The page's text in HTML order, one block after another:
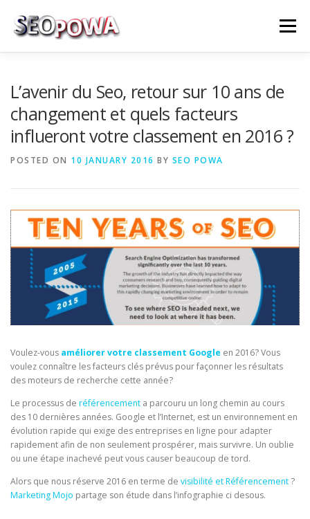
Menu
MES SERVICES CONTACTEZ MOI
L’avenir du Seo, retour sur 10 ans de
changement et quels facteurs
influeront votre classement en 2016 ?
POSTED ON 10 JANUARY 2016 BY SEO POWA
Voulez-vous améliorer votre classement Google en 2016? Vous
voulez connaître les facteurs clés prévus pour façonner les résultats
des moteurs de recherche cette année?
Le processus de référencement a parcouru un long chemin au cours
des 10 dernières années. Google et l’Internet, est un environnement en
évolution rapide qui exige des entreprises en ligne pour adapter
rapidement afin de non seulement prospérer, mais survivre. Un oublie
ou une étape inachevé peut vous causer beaucoup de tord.
Alors que nous réserve 2016 en terme de visibilité et Référencement ?
Marketing Mojo partage son étude dans l’infographie ci desous.